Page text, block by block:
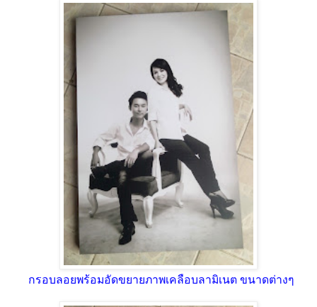
กรอบลอยพร้อมอัดขยายภาพเคลือบลามิเนต ขนาดต่างๆ